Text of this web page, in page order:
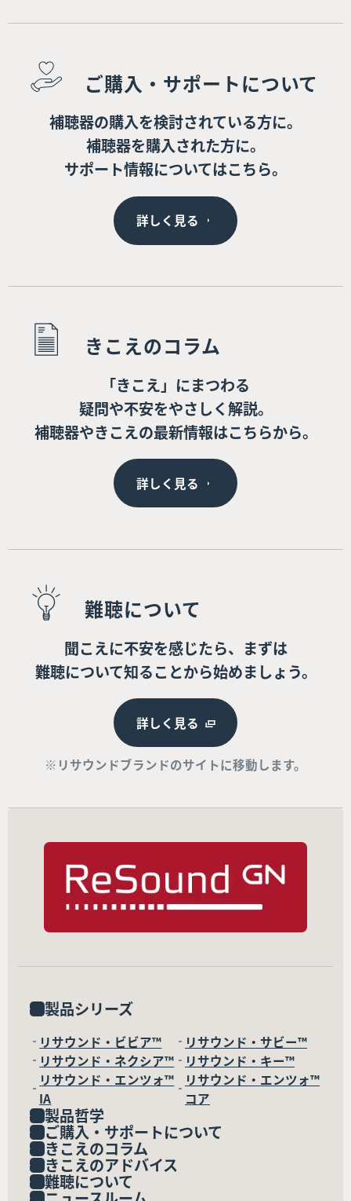
ご購入・サポートについて
補聴器の購入を検討されている方に。
補聴器を購入された方に。
サポート情報についてはこちら。
詳しく見る
きこえのコラム
「きこえ」にまつわる
疑問や不安をやさしく解説。
補聴器やきこえの最新情報はこちらから。
詳しく見る
難聴について
聞こえに不安を感じたら、まずは
難聴について知ることから始めましょう。
詳しく見る
※リサウンドブランドのサイトに移動します。
製品シリーズ
リサウンド・ビビア™
リサウンド・サビー™
リサウンド・ネクシア™
リサウンド・キー™
リサウンド・エンツォ™
IA
リサウンド・エンツォ™
コア
製品哲学
ご購入・サポートについて
きこえのコラム
きこえのアドバイス
難聴について